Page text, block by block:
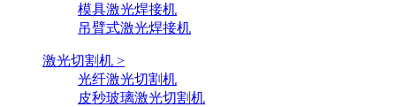
模具激光焊接机
吊臂式激光焊接机
激光切割机 >
光纤激光切割机
皮秒玻璃激光切割机